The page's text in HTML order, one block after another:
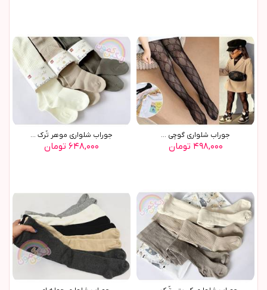
جوراب شلواری گوچی ...
۴۹۸,۰۰۰ تومان
جوراب شلواري موهر تُرک ...
۶۴۸,۰۰۰ تومان